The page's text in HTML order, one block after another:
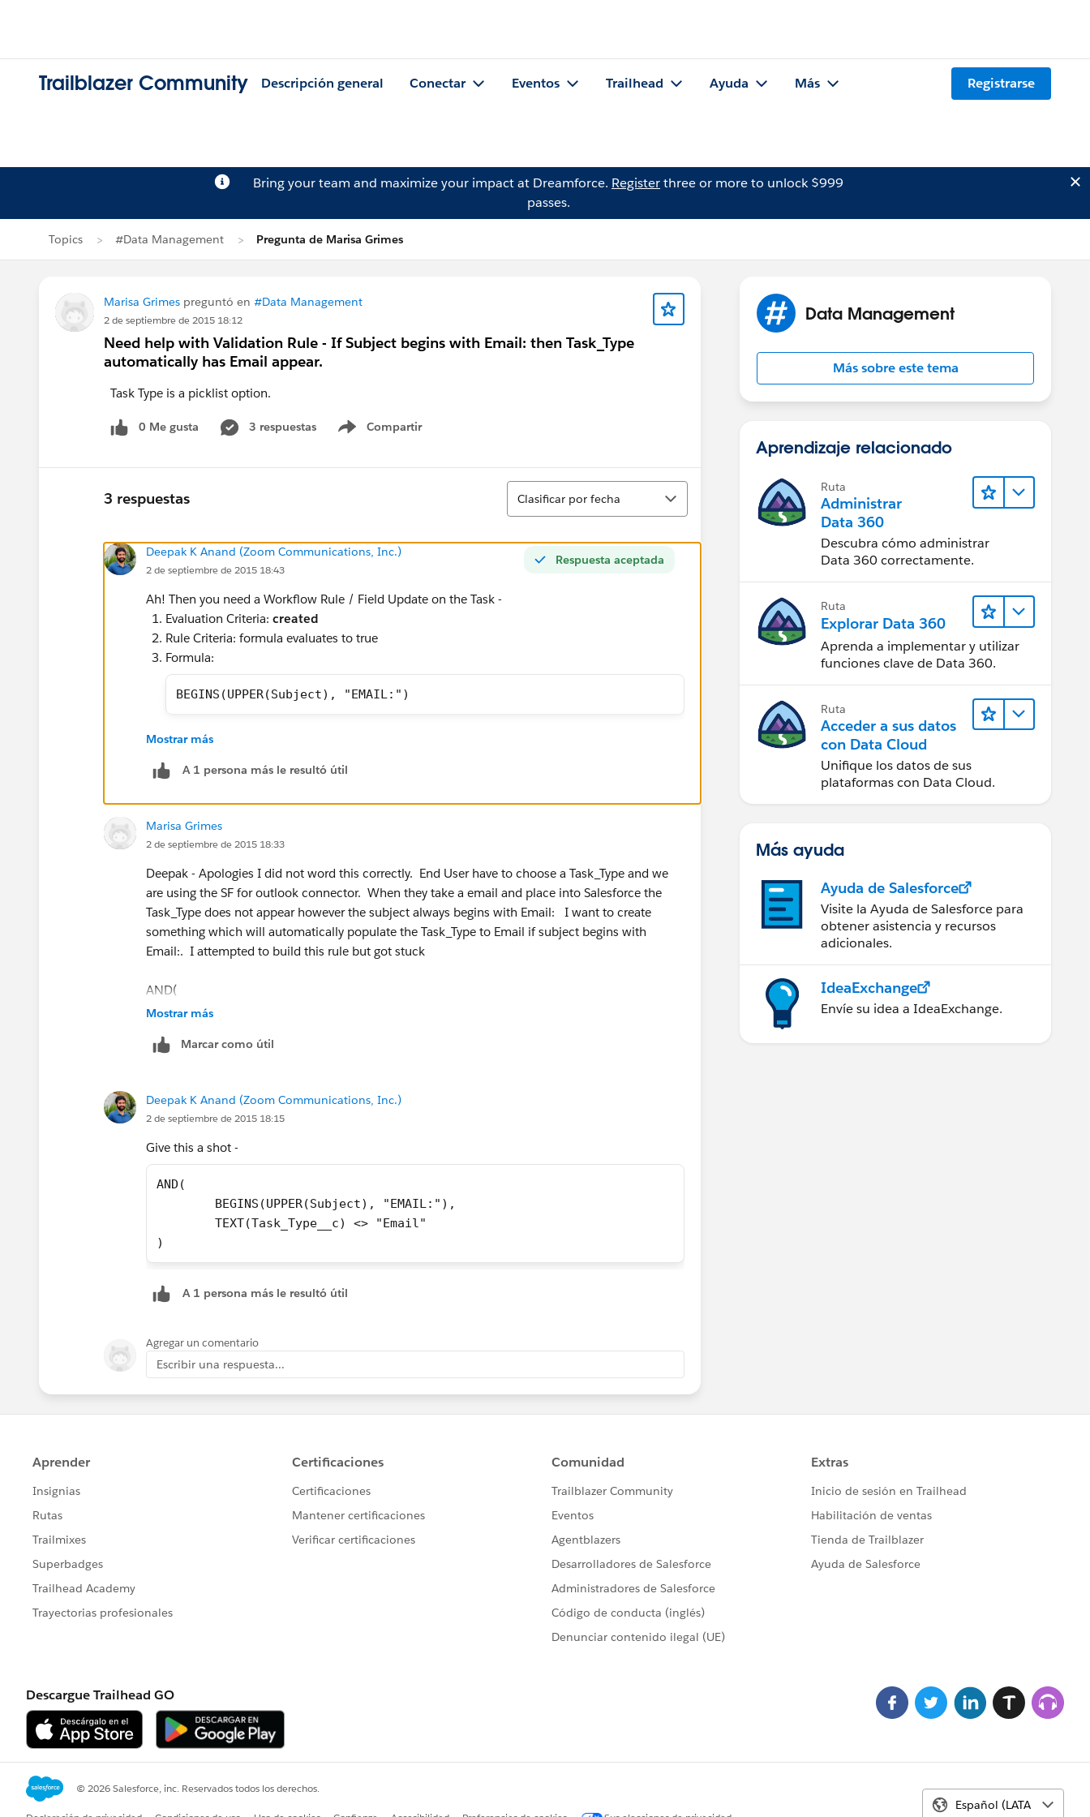
Trailblazer Community Descripción general Conectar Eventos Trailhead Ayuda Más Registrarse
Bring your team and maximize your impact at Dreamforce. Registerthree or more to unlock $999
passes.
Topics #Data Management Pregunta de Marisa Grimes
Marisa Grimes preguntó en #Data Management
2 de septiembre de 2015 18:12
Need help with Validation Rule - If Subject begins with Email: then Task_Type
automatically has Email appear.
Task Type is a picklist option.
0 Me gusta 3 respuestas Compartir
Show menu
3 respuestas
Ordenar
Clasificar por fecha
Respuesta aceptada
Deepak K Anand (‎‎‎‎‎‎Zoom Communications, Inc.)
2 de septiembre de 2015 18:43
Ah! Then you need a Workflow Rule / Field Update on the Task -
Evaluation Criteria: created
Rule Criteria: formula evaluates to true
Formula:
BEGINS(UPPER(Subject), "EMAIL:")
Add an Immediate Action -
Set it to - Email
Mostrar más
A 1 persona más le resultó útil
Marisa Grimes
2 de septiembre de 2015 18:33
Deepak - Apologies I did not word this correctly. End User have to choose a Task_Type and we
are using the SF for outlook connector. When they take a email and place into Salesforce the
Task_Type does not appear however the subject always begins with Email: I want to create
something which will automatically populate the Task_Type to Email if subject begins with
Email:. I attempted to build this rule but got stuck
AND(
)
Mostrar más
Marcar como útil
Deepak K Anand (‎‎‎‎‎‎Zoom Communications, Inc.)
2 de septiembre de 2015 18:15
Give this a shot -
AND(
	BEGINS(UPPER(Subject), "EMAIL:"),
	TEXT(Task_Type__c) <> "Email"
)
A 1 persona más le resultó útil
Agregar un comentario
Escribir una respuesta...
Data Management
Más sobre este tema
Aprendizaje relacionado
Ruta
Administrar
Data 360
Descubra cómo administrar
Data 360 correctamente.
Ruta
Explorar Data 360
Aprenda a implementar y utilizar
funciones clave de Data 360.
Ruta
Acceder a sus datos
con Data Cloud
Unifique los datos de sus
plataformas con Data Cloud.
Más ayuda
Ayuda de Salesforce
Visite la Ayuda de Salesforce para
obtener asistencia y recursos
adicionales.
IdeaExchange
Envíe su idea a IdeaExchange.